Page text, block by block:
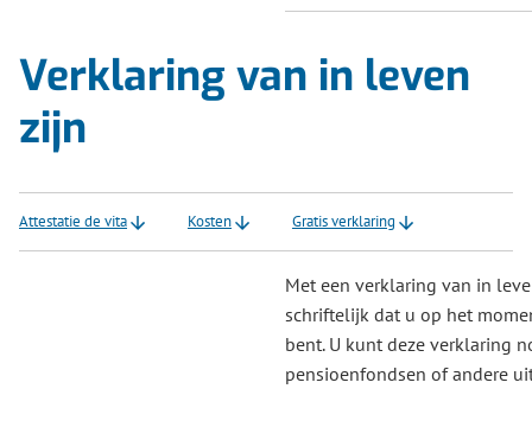
Verklaring van in leven
zijn
Attestatie de vita Kosten Gratis verklaring
Met een verklaring van in
schriftelijk dat u op het
bent. U kunt deze verklaring
pensioenfondsen of andere